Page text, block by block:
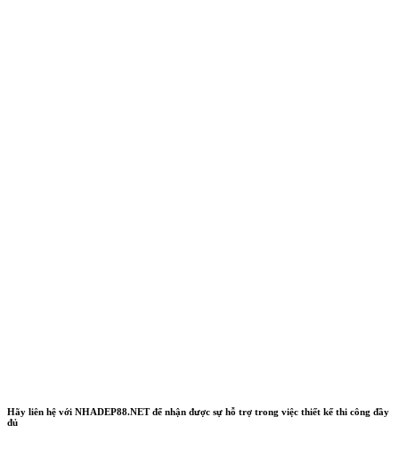
Hãy liên hệ với NHADEP88.NET để nhận được sự hỗ trợ trong việc thiết kế thi công đầy
đủ